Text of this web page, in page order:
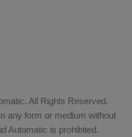
All Rights Reserved.
any form or medium without
Automatic is prohibited.